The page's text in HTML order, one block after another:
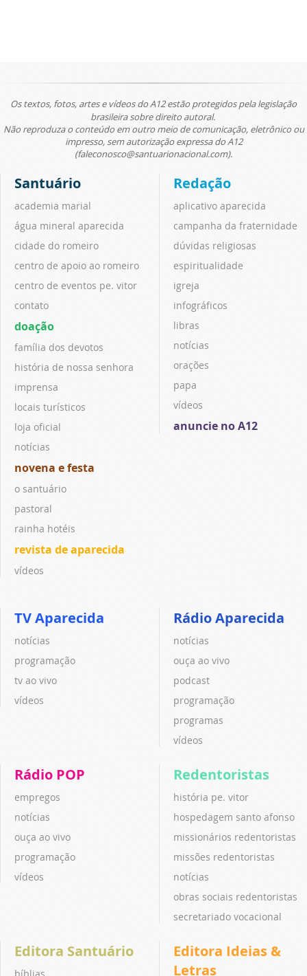
Os textos, fotos, artes e vídeos do A12 estão protegidos pela legislação
brasileira sobre direito autoral.
Não reproduza o conteúdo em outro meio de comunicação, eletrônico ou
impresso, sem autorização expressa do A12
(faleconosco@santuarionacional.com).
Santuário
academia marial
água mineral aparecida
cidade do romeiro
centro de apoio ao romeiro
centro de eventos pe. vitor
contato
doação
família dos devotos
história de nossa senhora
imprensa
locais turísticos
loja oficial
notícias
novena e festa
o santuário
pastoral
rainha hotéis
revista de aparecida
vídeos
Redação
aplicativo aparecida
campanha da fraternidade
dúvidas religiosas
espiritualidade
igreja
infográficos
libras
notícias
orações
papa
vídeos
anuncie no A12
TV Aparecida
notícias
programação
tv ao vivo
vídeos
Rádio Aparecida
notícias
ouça ao vivo
podcast
programação
programas
vídeos
Rádio POP
empregos
notícias
ouça ao vivo
programação
vídeos
Redentoristas
história pe. vitor
hospedagem santo afonso
missionários redentoristas
missões redentoristas
notícias
obras sociais redentoristas
secretariado vocacional
Editora Santuário
Editora Ideias &
Letras